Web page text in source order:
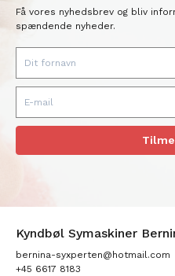
Få vores nyhedsbrev og bliv
spændende nyheder.
Kyndbøl Symaskiner
bernina-syxperten@hotmail.com
+45 6617 8183